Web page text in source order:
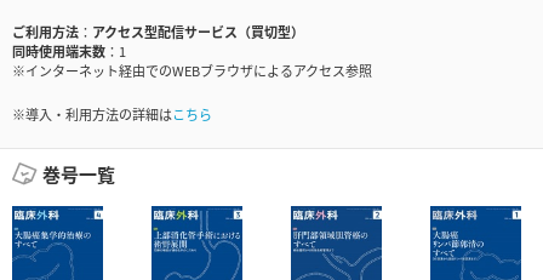
ご利用方法
アクセス型配信サービス（買切型）
同時使用端末数
1
※インターネット経由でのWEBブラウザによるアクセス参照
※導入・利用方法の詳細はこちら
巻号一覧